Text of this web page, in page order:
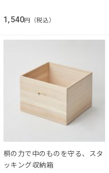
1,540円（税込）
桐の力で中のものを守る、スタ
ッキング収納箱